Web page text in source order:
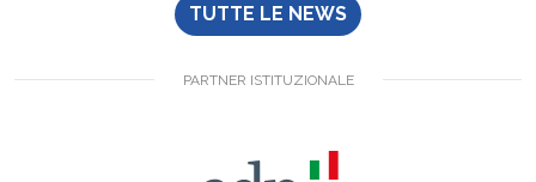
TUTTE LE NEWS
PARTNER ISTITUZIONALE